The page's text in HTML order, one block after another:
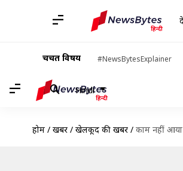
चर्चित विषय #NewsBytesExplainer
Hindi
होम / खबरें / खेलकूद की खबरें / काम नहीं आया